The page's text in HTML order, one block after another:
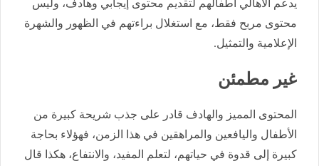
يدعم الأهالي أطفالهم لتقديم محتوى إيجابي وهادف، وليس
محتوى مربح فقط، مع استغلال براءتهم في الظهور والشهرة
الإعلامية والتمثيل.
غير مطمئن
المحتوى المميز والهادف قادر على جذب شريحة كبيرة من
الأطفال واليافعين والمراهقين في هذا الزمن، فهؤلاء بحاجة
كبيرة إلى قدوة في حياتهم، لتعلم المفيد، والانتفاع، هكذا قال